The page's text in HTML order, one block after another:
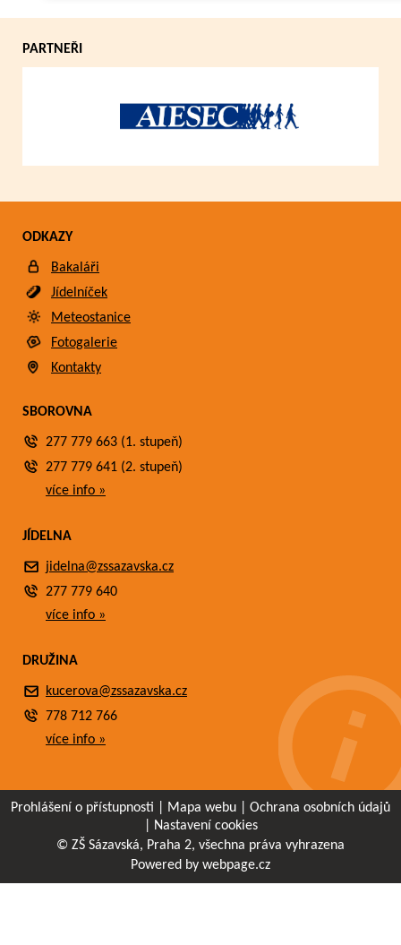
PARTNEŘI
ODKAZY
Bakaláři
Jídelníček
Meteostanice
Fotogalerie
Kontakty
SBOROVNA
277 779 663 (1. stupeň)
277 779 641 (2. stupeň)
více info »
JÍDELNA
jidelna@zssazavska.cz
277 779 640
více info »
DRUŽINA
kucerova@zssazavska.cz
778 712 766
více info »
Prohlášení o přístupnosti Mapa webu
Ochrana osobních údajů
Nastavení cookies
© ZŠ Sázavská, Praha 2, všechna práva vyhrazena
Powered by webpage.cz